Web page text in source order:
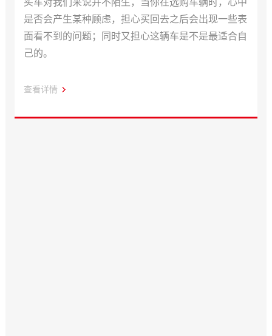
买车对我们来说并不陌生，当你在选购车辆时，心中
是否会产生某种顾虑，担心买回去之后会出现一些表
面看不到的问题；同时又担心这辆车是不是最适合自
己的。
查看详情